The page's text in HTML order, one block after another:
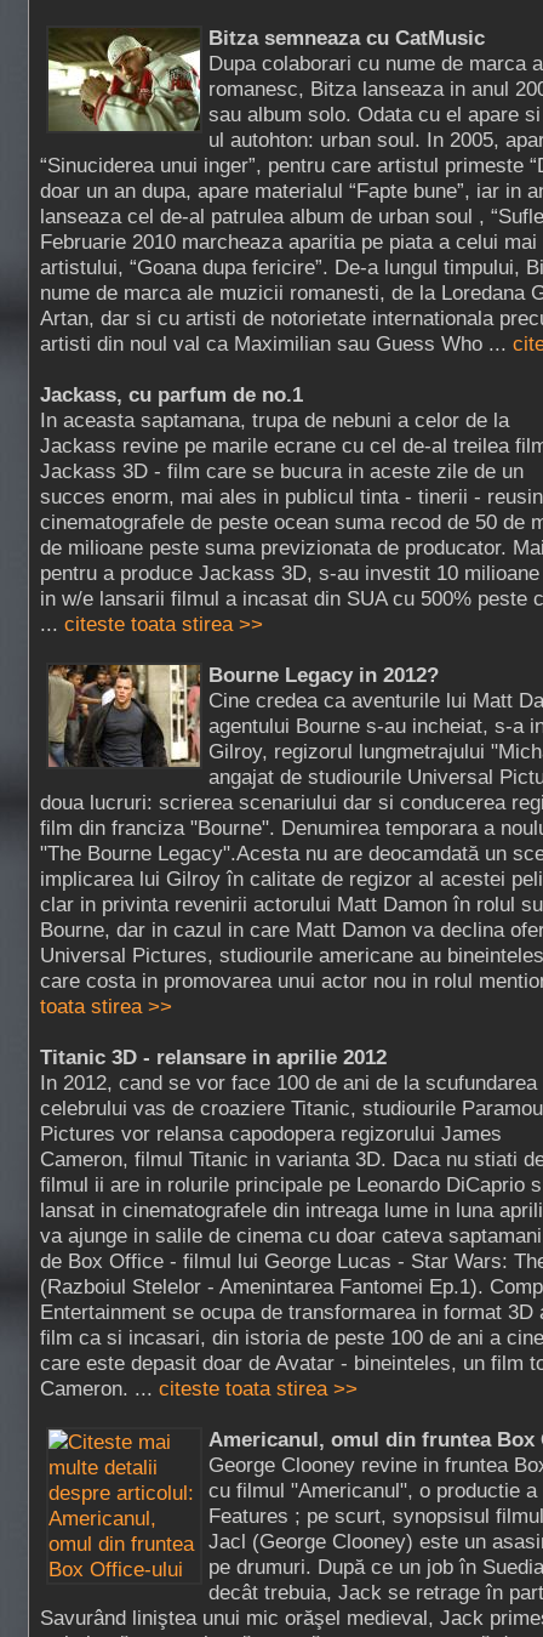
Bitza semneaza cu CatMusic
Dupa colaborari cu nume de marca
romanesc, Bitza lanseaza in anul
sau album solo. Odata cu el apare
ul autohton: urban soul. In 2005,
“Sinuciderea unui inger”, pentru care artistul primeste
doar un an dupa, apare materialul “Fapte bune”, iar in
lanseaza cel de-al patrulea album de urban soul ,
Februarie 2010 marcheaza aparitia pe piata a celui
artistului, “Goana dupa fericire”. De-a lungul timpului,
nume de marca ale muzicii romanesti, de la Loredana
Artan, dar si cu artisti de notorietate internationala
artisti din noul val ca Maximilian sau Guess Who ...
Jackass, cu parfum de no.1
In aceasta saptamana, trupa de nebuni a celor de la
Jackass revine pe marile ecrane cu cel de-al treilea
Jackass 3D - film care se bucura in aceste zile de un
succes enorm, mai ales in publicul tinta - tinerii -
cinematografele de peste ocean suma recod de 50 de
de milioane peste suma previzionata de producator.
pentru a produce Jackass 3D, s-au investit 10
in w/e lansarii filmul a incasat din SUA cu 500% peste
... citeste toata stirea >>
Bourne Legacy in 2012?
Cine credea ca aventurile lui Matt
agentului Bourne s-au incheiat, s-a
Gilroy, regizorul lungmetrajului
angajat de studiourile Universal
doua lucruri: scrierea scenariului dar si conducerea
film din franciza "Bourne". Denumirea temporara a
"The Bourne Legacy".Acesta nu are deocamdată un
implicarea lui Gilroy în calitate de regizor al acestei
clar in privinta revenirii actorului Matt Damon în rolul
Bourne, dar in cazul in care Matt Damon va declina
Universal Pictures, studiourile americane au
care costa in promovarea unui actor nou in rolul
toata stirea >>
Titanic 3D - relansare in aprilie 2012
In 2012, cand se vor face 100 de ani de la scufundarea
celebrului vas de croaziere Titanic, studiourile
Pictures vor relansa capodopera regizorului James
Cameron, filmul Titanic in varianta 3D. Daca nu stiati
filmul ii are in rolurile principale pe Leonardo DiCaprio
lansat in cinematografele din intreaga lume in luna
va ajunge in salile de cinema cu doar cateva
de Box Office - filmul lui George Lucas - Star Wars:
(Razboiul Stelelor - Amenintarea Fantomei Ep.1).
Entertainment se ocupa de transformarea in format 3D
film ca si incasari, din istoria de peste 100 de ani a
care este depasit doar de Avatar - bineinteles, un film
Cameron. ... citeste toata stirea >>
Americanul, omul din fruntea Box
George Clooney revine in fruntea
cu filmul "Americanul", o productie
Features ; pe scurt, synopsisul
Jacl (George Clooney) este un
pe drumuri. După ce un job în
decât trebuia, Jack se retrage în
Savurând liniştea unui mic orăşel medieval, Jack